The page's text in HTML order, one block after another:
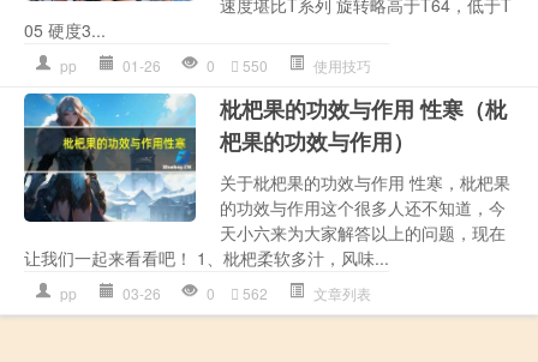
05 硬度3...
pp 01-26 0 550 使用技巧
枇杷果的功效与作用 性寒（枇
杷果的功效与作用）
关于枇杷果的功效与作用 性寒，枇杷果
的功效与作用这个很多人还不知道，今
天小六来为大家解答以上的问题，现在
让我们一起来看看吧！ 1、枇杷柔软多汁，风味...
pp 03-26 0 562 文章列表